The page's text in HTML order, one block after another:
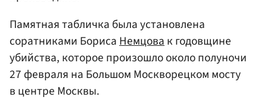
Памятная табличка была установлена
соратниками Бориса Немцова к годовщине
убийства, которое произошло около полуночи
27 февраля на Большом Москворецком мосту
в центре Москвы.